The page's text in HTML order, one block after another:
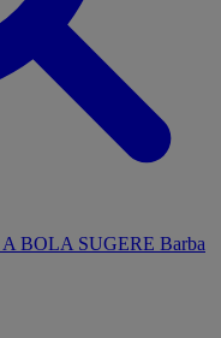
A BOLA SUGERE Barba